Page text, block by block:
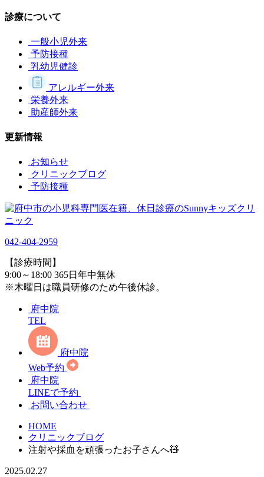
診療について
一般小児外来
予防接種
乳幼児健診
アレルギー外来
栄養外来
助産師外来
更新情報
お知らせ
クリニックブログ
予防接種
042-404-2959
【診療時間】
9:00～18:00 365日年中無休
※木曜日は職員研修のため午後休診。
府中院
TEL
府中院
Web予約
府中院
LINEで予約
お問い合わせ
HOME
クリニックブログ
注射や採血を頑張ったお子さんへ🧸
2025.02.27